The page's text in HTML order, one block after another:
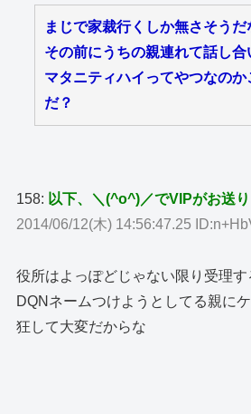
まじで家裁行くしか無さそうだ
その前にうちの親連れて話し合
マタニティハイってやつなの
だ？
158: 以下、＼(^o^)／でVIPがお送
2014/06/12(木) 14:56:47.25
役所はよっぽどじゃない限り受理す
DQNネームつけようとしてる親に
狂して大変だからな